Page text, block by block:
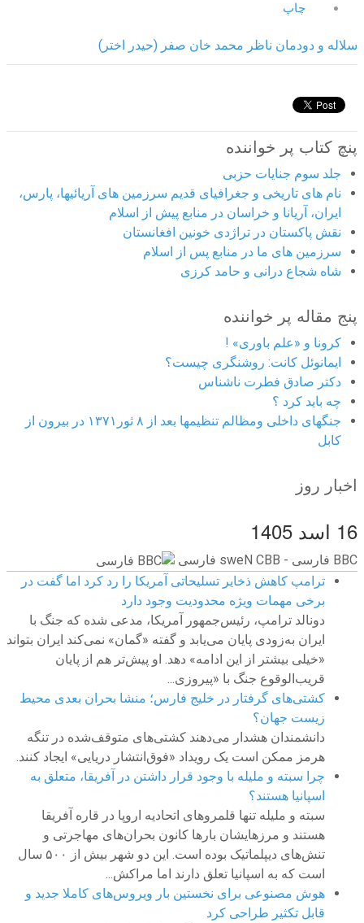
چاپ
سلاله و دودمان ناظر محمد خان صفر (حیدر اختر)
پنچ کتاب پر خواننده
جلد سوم جنایات حزبی
نام های تاریخی و جغرافیای قدیم سرزمین های آریائیها، پارس،
ایران، آریانا و خراسان در منابع پیش از اسلام
نقش پاکستان در تراژدی خونین افغانستان
سرزمین های ما در منابع پس از اسلام
شاه شجاع درانی و حامد کرزی
پنج مقاله پر خواننده
کرونا و «علم باوری» !
ایمانوئل کانت: روشنگری چیست؟
دکتر صادق فطرت ناشناس
چه باید کرد ؟
جنگهای داخلی ومظالم تنظیمها بعد از ۸ ثور۱۳۷۱ در بیرون از
کابل
اخبار روز
16 اسد 1405
BBC ‮فارسی - BBC News فارسی
ترامپ کاهش ذخایر تسلیحاتی آمریکا را رد کرد اما گفت در
برخی مهمات ویژه محدودیت وجود دارد
دونالد ترامپ، رئیس‌جمهور آمریکا، مدعی شده که جنگ با
ایران به‌زودی پایان می‌یابد و گفته «گمان» نمی‌کند ایران بتواند
«خیلی بیشتر از این ادامه» دهد. او پیش‌تر هم از پایان
قریب‌الوقوع جنگ با «پیروزی...
کشتی‌های گرفتار در خلیج فارس؛ منشا بحران بعدی محیط
زیست جهان؟
دانشمندان هشدار می‌دهند کشتی‌های متوقف‌شده در تنگه
هرمز ممکن است یک رویداد «فوق‌انتشار دریایی» ایجاد کنند.
چرا سبته و ملیله با وجود قرار داشتن در آفریقا، متعلق به
اسپانیا هستند؟
سبته و ملیله تنها قلمروهای اتحادیه اروپا در قاره آفریقا
هستند و مرزهایشان بارها کانون بحران‌های مهاجرتی و
تنش‌های دیپلماتیک بوده است. این دو شهر بیش از ۵۰۰ سال
است که به اسپانیا تعلق دارند اما مراکش...
هوش مصنوعی برای نخستین بار ویروس‌های کاملا جدید و
قابل تکثیر طراحی کرد